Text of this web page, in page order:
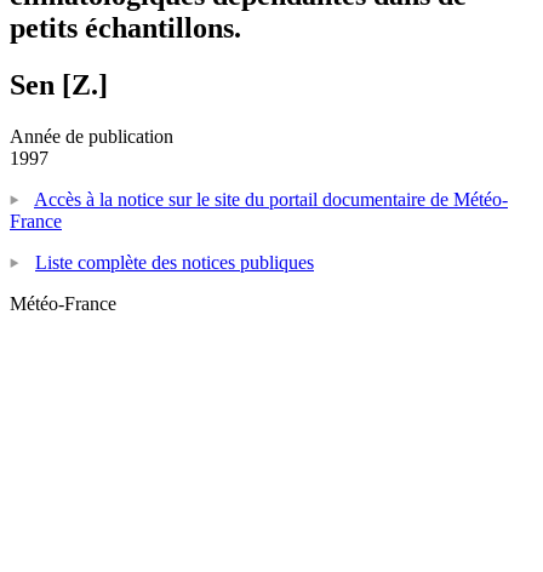
petits échantillons.
Sen [Z.]
Année de publication
1997
Accès à la notice sur le site du portail documentaire de Météo-
France
Liste complète des notices publiques
Météo-France